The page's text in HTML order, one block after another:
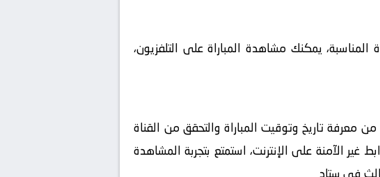
يمكنك مشاهدة المباراة على التلفزيون،
معرفة تاريخ وتوقيت المباراة والتحقق من القناة
غير الآمنة على الإنترنت، استمتع بتجربة المشاهدة